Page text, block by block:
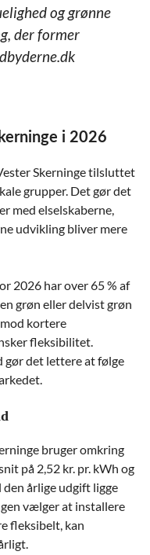
og grønne
der former
i 2026
Skerninge tilsluttet
grupper. Det gør det
med elselskaberne,
udvikling bliver mere
2026 har over 65 % af
grøn eller delvist grøn
kortere
fleksibilitet.
gør det lettere at følge
bruger omkring
på 2,52 kr. pr. kWh og
den årlige udgift ligge
vælger at installere
fleksibelt, kan